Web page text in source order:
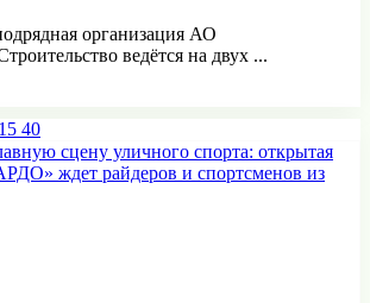
организация АО
ведётся на двух ...
40